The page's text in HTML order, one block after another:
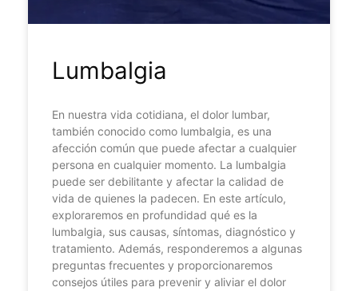
Lumbalgia
En nuestra vida cotidiana, el dolor lumbar,
también conocido como lumbalgia, es una
afección común que puede afectar a cualquier
persona en cualquier momento. La lumbalgia
puede ser debilitante y afectar la calidad de
vida de quienes la padecen. En este artículo,
exploraremos en profundidad qué es la
lumbalgia, sus causas, síntomas, diagnóstico y
tratamiento. Además, responderemos a algunas
preguntas frecuentes y proporcionaremos
consejos útiles para prevenir y aliviar el dolor